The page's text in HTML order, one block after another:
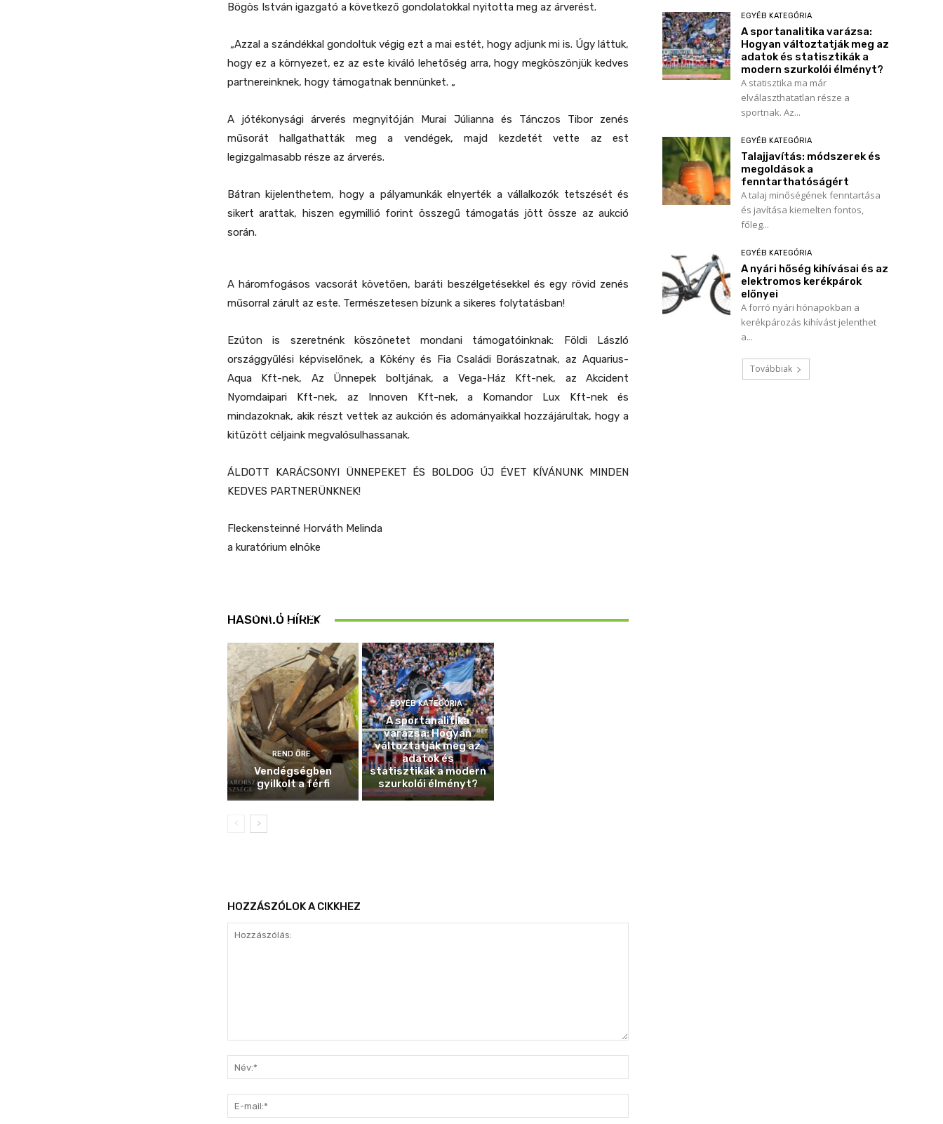
Bögös István igazgató a következő gondolatokkal nyitotta meg az árverést.
„Azzal a szándékkal gondoltuk végig ezt a mai estét, hogy adjunk mi is. Úgy láttuk,
hogy ez a környezet, ez az este kiváló lehetőség arra, hogy megköszönjük kedves
partnereinknek, hogy támogatnak bennünket. „
A jótékonysági árverés megnyitóján Murai Júlianna és Tánczos Tibor zenés
műsorát hallgathatták meg a vendégek, majd kezdetét vette az est
legizgalmasabb része az árverés.
Bátran kijelenthetem, hogy a pályamunkák elnyerték a vállalkozók tetszését és
sikert arattak, hiszen egymillió forint összegű támogatás jött össze az aukció
során.
A háromfogásos vacsorát követően, baráti beszélgetésekkel és egy rövid zenés
műsorral zárult az este. Természetesen bízunk a sikeres folytatásban!
Ezúton is szeretnénk köszönetet mondani támogatóinknak: Földi László
országgyűlési képviselőnek, a Kökény és Fia Családi Borászatnak, az Aquarius-
Aqua Kft-nek, Az Ünnepek boltjának, a Vega-Ház Kft-nek, az Akcident
Nyomdaipari Kft-nek, az Innoven Kft-nek, a Komandor Lux Kft-nek és
mindazoknak, akik részt vettek az aukción és adományaikkal hozzájárultak, hogy a
kitűzött céljaink megvalósulhassanak.
ÁLDOTT KARÁCSONYI ÜNNEPEKET ÉS BOLDOG ÚJ ÉVET KÍVÁNUNK MINDEN
KEDVES PARTNERÜNKNEK!
Fleckensteinné Horváth Melinda
a kuratórium elnöke
HASONLÓ HÍREK
Idén is közösen
ellenőriztek
REND ŐRE
Vendégségben
gyilkolt a férfi
EGYÉB KATEGÓRIA
A sportanalitika
varázsa: Hogyan
változtatják meg az
adatok és
statisztikák a modern
szurkolói élményt?
HOZZÁSZÓLOK A CIKKHEZ
mail:*
EGYÉB KATEGÓRIA
A sportanalitika varázsa:
Hogyan változtatják meg az
adatok és statisztikák a
modern szurkolói élményt?
A statisztika ma már
elválaszthatatlan része a
sportnak. Az...
EGYÉB KATEGÓRIA
Talajjavítás: módszerek és
megoldások a
fenntarthatóságért
A talaj minőségének fenntartása
és javítása kiemelten fontos,
főleg...
EGYÉB KATEGÓRIA
A nyári hőség kihívásai és az
elektromos kerékpárok
előnyei
A forró nyári hónapokban a
kerékpározás kihívást jelenthet
a...
Továbbiak